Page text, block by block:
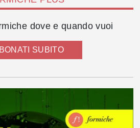
dove e quando vuoi
SUBITO